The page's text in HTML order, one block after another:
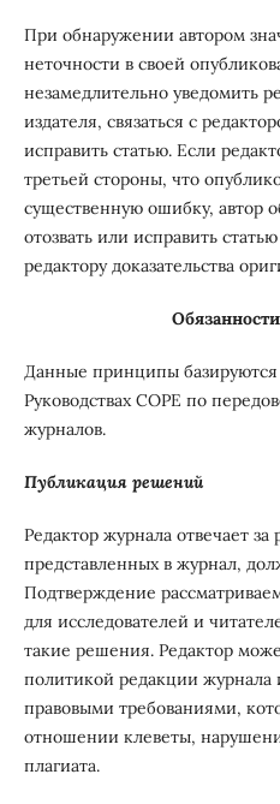
При обнаружении автором
неточности в своей
незамедлительно уведомить
издателя, связаться с
исправить статью. Если
третьей стороны, что
существенную ошибку, автор
отозвать или исправить
редактору доказательства
Данные принципы
Руководствах COPE по
журналов.
Публикация решений
Редактор журнала отвечает
представленных в журнал,
Подтверждение
для исследователей и
такие решения. Редактор
политикой редакции журнала
правовыми требованиями,
отношении клеветы,
плагиата.